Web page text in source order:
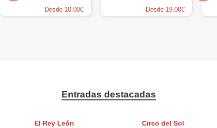
Desde 10.00€ Desde 19.00€
Entradas destacadas
El Rey León Circo del Sol